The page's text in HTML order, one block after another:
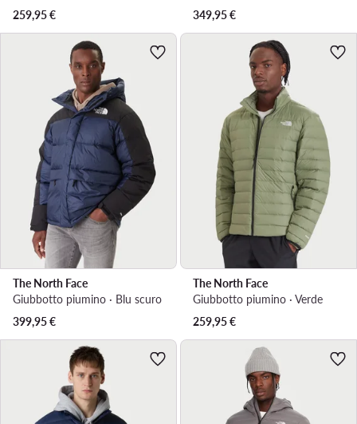
259,95€
349,95€
The North Face
Giubbotto piumino · Blu scuro
399,95€
The North Face
Giubbotto piumino · Verde
259,95€